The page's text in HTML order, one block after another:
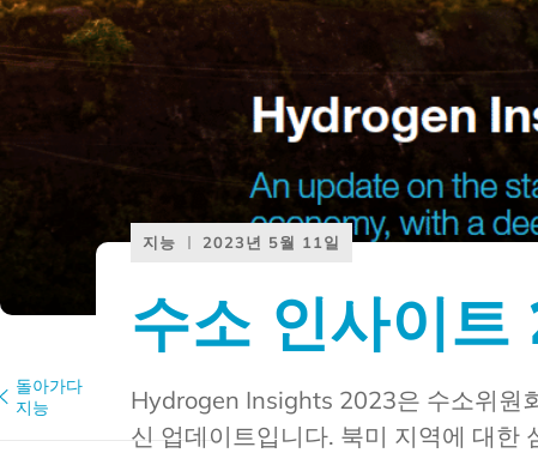
돌아가다
지능
지능 2023년 5월 11일
수소 인사이트
Hydrogen Insights 2023은 수소위원
신 업데이트입니다. 북미 지역에 대한